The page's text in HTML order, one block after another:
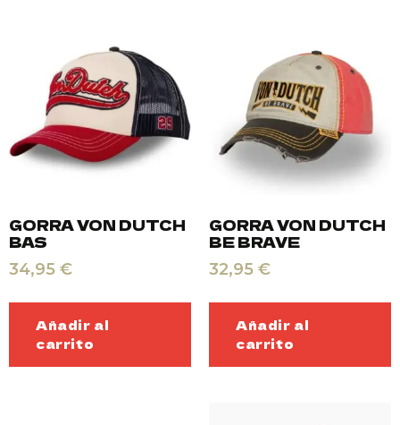
GORRA VON DUTCH
BAS
34,95 €
Añadir al
carrito
GORRA VON DUTCH
BE BRAVE
32,95 €
Añadir al
carrito